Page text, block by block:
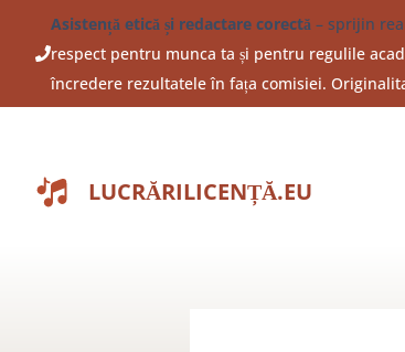
conținut
Asistență etică și redactare corectă– sprijin
respect pentru munca ta și pentru regulile
încredere rezultatele în fața comisiei.
LUCRĂRILICENȚĂ.EU